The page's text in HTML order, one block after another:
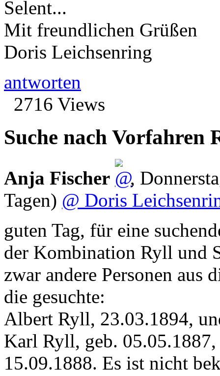
Selent...
Mit freundlichen Grüßen
Doris Leichsenring
antworten
2716 Views
Suche nach Vorfahren
Anja Fischer ,
Tagen) @ Doris
guten Tag, für eine
der Kombination Ryll und
zwar andere Personen aus
die gesuchte:
Albert Ryll, 23.03.1894,
Karl Ryll, geb.
15.09.1888. Es ist nicht